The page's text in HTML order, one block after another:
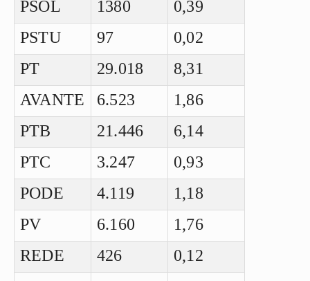
PSOL
1380
0,39
PSTU
97
0,02
PT
29.018
8,31
AVANTE
6.523
1,86
PTB
21.446
6,14
PTC
3.247
0,93
PODE
4.119
1,18
PV
6.160
1,76
REDE
426
0,12